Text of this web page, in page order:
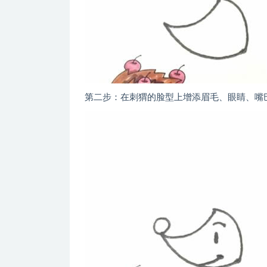
第二步：在刺猬的脸型上增添眉毛、眼睛、嘴